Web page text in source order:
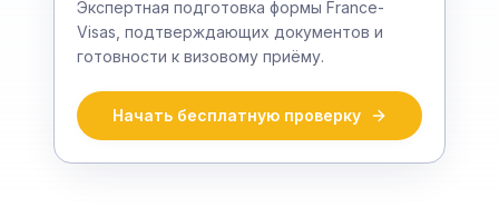
Экспертная подготовка формы France-
Visas, подтверждающих документов и
готовности к визовому приёму.
Начать бесплатную проверку